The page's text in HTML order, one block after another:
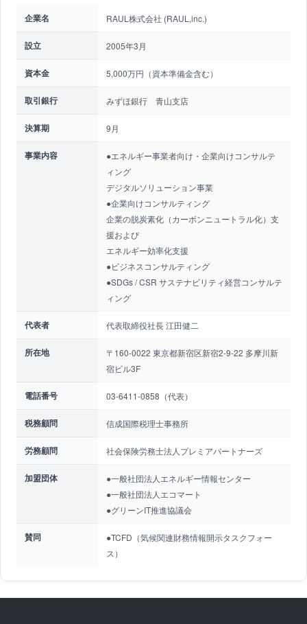
企業名 RAUL株式会社 (RAUL,inc.)
設立 2005年3月
資本金 5,000万円（資本準備金含む）
取引銀行 みずほ銀行 青山支店
決算期 9月
事業内容
●エネルギー事業者向け・企業向けコンサルテ
ィング
デジタルソリューション事業
●企業向けコンサルティング
企業の脱炭素化（カーボンニュートラル化）支
援および
エネルギー効率化支援
●ビジネスコンサルティング
●SDGs / CSR サステナビリティ経営コンサルテ
ィング
代表者 代表取締役社長 江田健二
所在地
〒160-0022 東京都新宿区新宿2-9-22 多摩川新
宿ビル3F
電話番号 03-6411-0858（代表）
税務顧問 信成国際税理士事務所
労務顧問 社会保険労務士法人プレミアパートナーズ
加盟団体
●一般社団法人エネルギー情報センター
●一般社団法人エコマート
●グリーンIT推進協議会
賛同
●TCFD（気候関連財務情報開示タスクフォー
ス）